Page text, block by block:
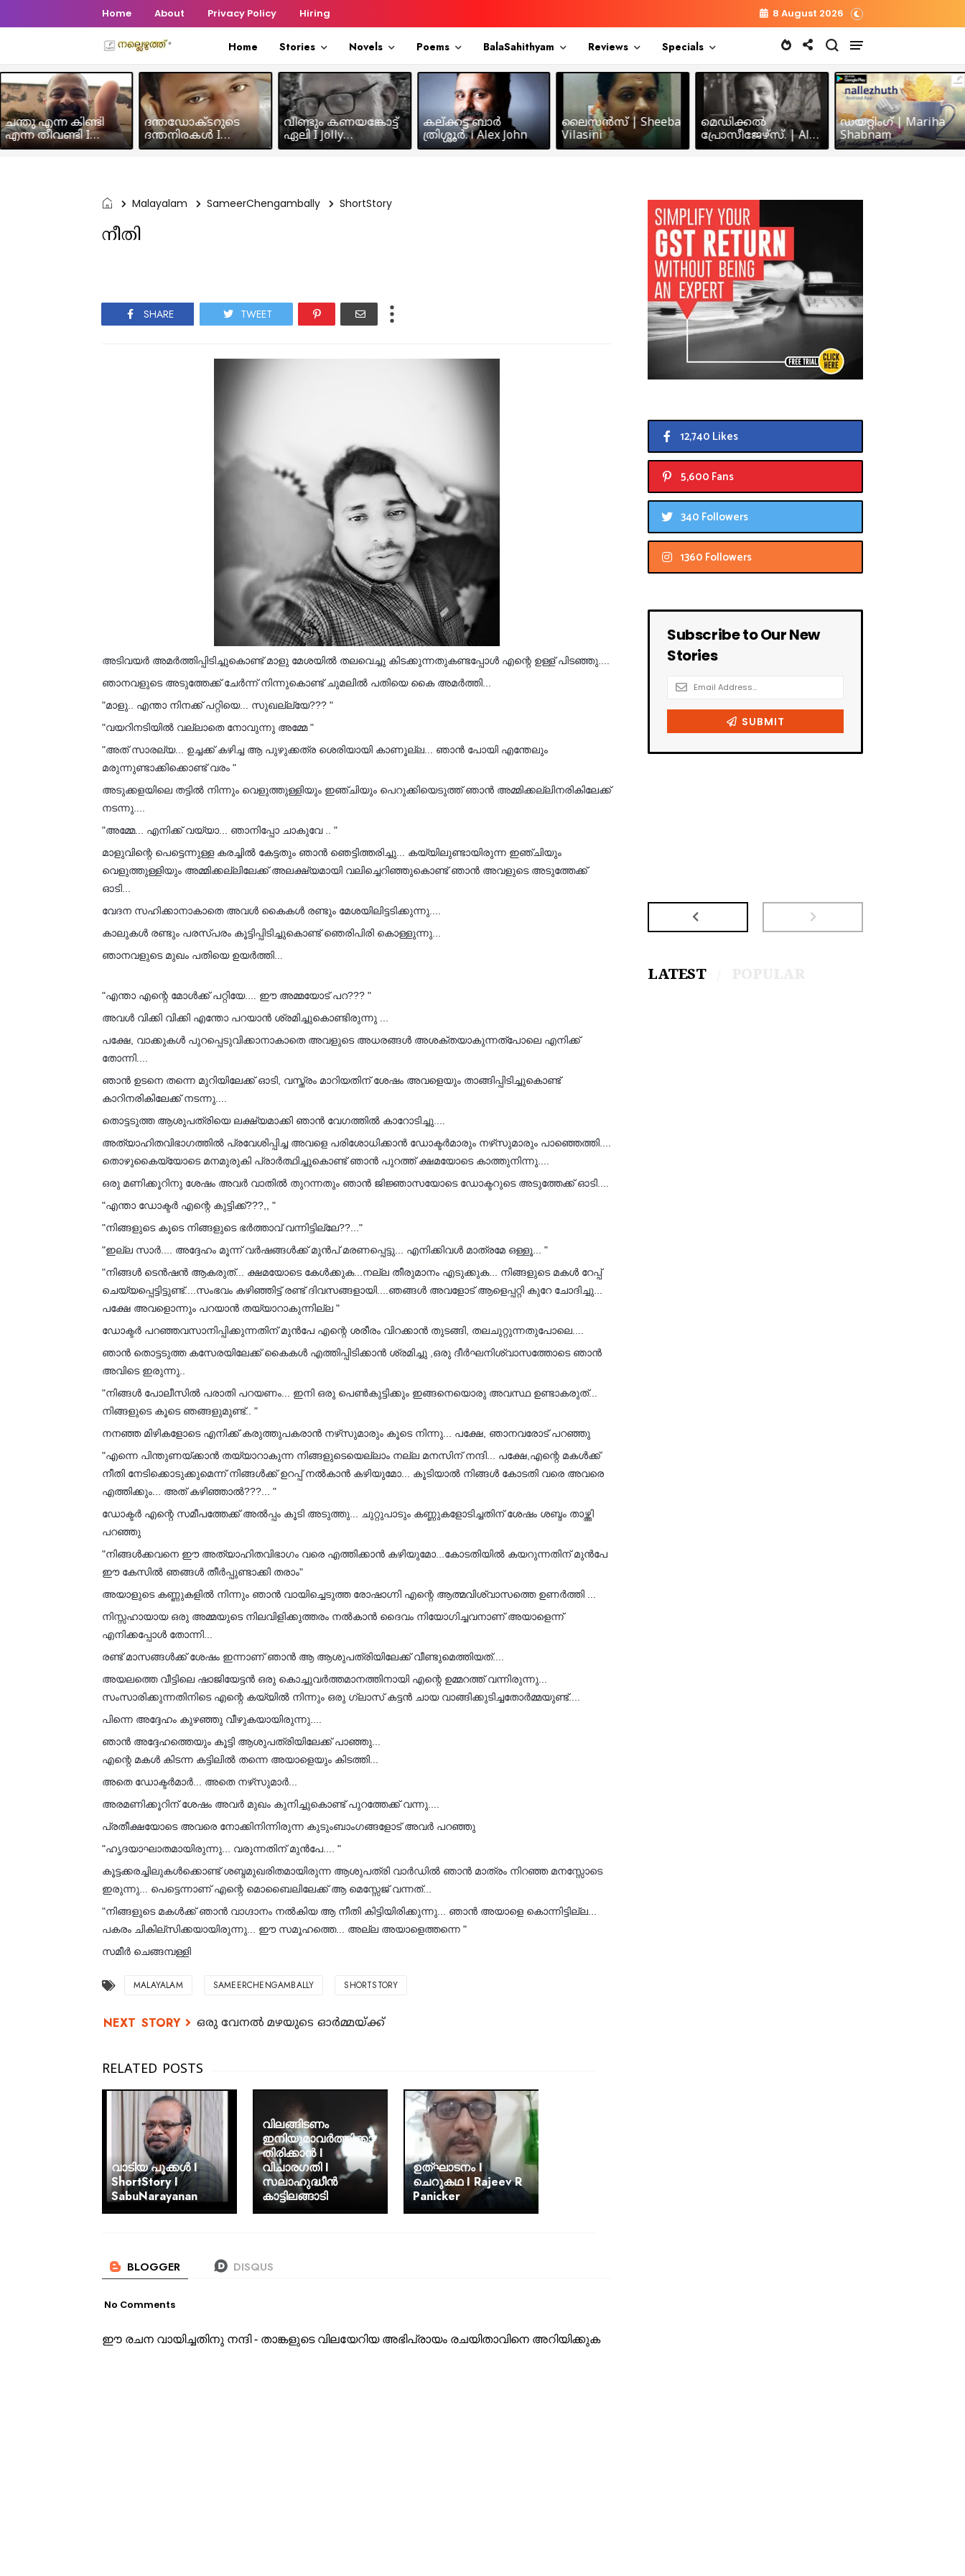
Home About Privacy Policy Hiring 8 August 2026
Home Stories Novels Poems BalaSahithyam Reviews Specials
ചന്തു എന്ന കിണ്ടി
എന്ന തീവണ്ടി I
Humour Story I Rajeev
ദന്തഡോക്ടറുടെ
ദന്തനിരകൾ I
Humour I Hussain MK
വീണ്ടും കണയങ്കോട്ട്
ഏലി I Jolly
Chakramakkil
കല്ക്കട്ട ബാർ
ത്രിശ്ശൂർ. i Alex John
ലൈസൻസ് | Sheeba
Vilasini
മെഡിക്കൽ
പ്രോസീജേഴ്സ്‌. | Alex
John
ഡയറ്റിംഗ് | Mariha
Shabnam
Malayalam SameerChengambally ShortStory
നീതി
SHARE TWEET
അടിവയർ അമർത്തിപ്പിടിച്ചുകൊണ്ട് മാളു മേശയിൽ തലവെച്ചു കിടക്കുന്നതുകണ്ടപ്പോൾ എന്റെ ഉള്ള് പിടഞ്ഞു....
ഞാനവളുടെ അടുത്തേക്ക് ചേർന്ന് നിന്നുകൊണ്ട് ചുമലിൽ പതിയെ കൈ അമർത്തി...
"മാളു.. എന്താ നിനക്ക് പറ്റിയെ... സുഖല്ല്യേ??? "
"വയറിനടിയിൽ വല്ലാതെ നോവുന്നു അമ്മേ "
"അത് സാരല്യ... ഉച്ചക്ക് കഴിച്ച ആ പുഴുക്കത്ര ശെരിയായി കാണൂല്ല... ഞാൻ പോയി എന്തേലും
മരുന്നുണ്ടാക്കിക്കൊണ്ട് വരം "
അടുക്കളയിലെ തട്ടിൽ നിന്നും വെളുത്തുള്ളിയും ഇഞ്ചിയും പെറുക്കിയെടുത്ത് ഞാൻ അമ്മിക്കല്ലിനരികിലേക്ക്
നടന്നു....
"അമ്മേ... എനിക്ക് വയ്യാ... ഞാനിപ്പോ ചാകുവേ .. "
മാളുവിന്റെ പെട്ടെന്നുള്ള കരച്ചിൽ കേട്ടതും ഞാൻ ഞെട്ടിത്തരിച്ചു... കയ്യിലുണ്ടായിരുന്ന ഇഞ്ചിയും
വെളുത്തുള്ളിയും അമ്മിക്കല്ലിലേക്ക് അലക്ഷ്യമായി വലിച്ചെറിഞ്ഞുകൊണ്ട് ഞാൻ അവളുടെ അടുത്തേക്ക്
ഓടി...
വേദന സഹിക്കാനാകാതെ അവൾ കൈകൾ രണ്ടും മേശയിലിട്ടടിക്കുന്നു....
കാലുകൾ രണ്ടും പരസ്പരം കൂട്ടിപ്പിടിച്ചുകൊണ്ട് ഞെരിപിരി കൊള്ളുന്നു...
ഞാനവളുടെ മുഖം പതിയെ ഉയർത്തി...
"എന്താ എന്റെ മോൾക്ക്‌ പറ്റിയേ.... ഈ അമ്മയോട് പറ??? "
അവൾ വിക്കി വിക്കി എന്തോ പറയാൻ ശ്രമിച്ചുകൊണ്ടിരുന്നു ...
പക്ഷേ, വാക്കുകൾ പുറപ്പെടുവിക്കാനാകാതെ അവളുടെ അധരങ്ങൾ അശക്തയാകുന്നത്പോലെ എനിക്ക്
തോന്നി....
ഞാൻ ഉടനെ തന്നെ മുറിയിലേക്ക് ഓടി, വസ്ത്രം മാറിയതിന് ശേഷം അവളെയും താങ്ങിപ്പിടിച്ചുകൊണ്ട്
കാറിനരികിലേക്ക് നടന്നു....
തൊട്ടടുത്ത ആശുപത്രിയെ ലക്ഷ്യമാക്കി ഞാൻ വേഗത്തിൽ കാറോടിച്ചു....
അത്യാഹിതവിഭാഗത്തിൽ പ്രവേശിപ്പിച്ച അവളെ പരിശോധിക്കാൻ ഡോക്ടർമാരും നഴ്‌സുമാരും പാഞ്ഞെത്തി....
തൊഴുകൈയ്യോടെ മനമുരുകി പ്രാർത്ഥിച്ചുകൊണ്ട് ഞാൻ പുറത്ത് ക്ഷമയോടെ കാത്തുനിന്നു....
ഒരു മണിക്കൂറിനു ശേഷം അവർ വാതിൽ തുറന്നതും ഞാൻ ജിജ്ഞാസയോടെ ഡോക്ടറുടെ അടുത്തേക്ക് ഓടി....
"എന്താ ഡോക്ടർ എന്റെ കുട്ടിക്ക്???,, "
"നിങ്ങളുടെ കൂടെ നിങ്ങളുടെ ഭർത്താവ് വന്നിട്ടില്ലേ??..."
"ഇല്ല സാർ.... അദ്ദേഹം മൂന്ന് വർഷങ്ങൾക്ക് മുൻപ് മരണപ്പെട്ടു... എനിക്കിവൾ മാത്രമേ ഒള്ളൂ... "
"നിങ്ങൾ ടെൻഷൻ ആകരുത്... ക്ഷമയോടെ കേൾക്കുക...നല്ല തീരുമാനം എടുക്കുക... നിങ്ങളുടെ മകൾ റേപ്പ്
ചെയ്യപ്പെട്ടിട്ടുണ്ട്....സംഭവം കഴിഞ്ഞിട്ട് രണ്ട്‌ ദിവസങ്ങളായി....ഞങ്ങൾ അവളോട് ആളെപ്പറ്റി കുറേ ചോദിച്ചു...
പക്ഷേ അവളൊന്നും പറയാൻ തയ്യാറാകുന്നില്ല "
ഡോക്ടർ പറഞ്ഞവസാനിപ്പിക്കുന്നതിന് മുൻപേ എന്റെ ശരീരം വിറക്കാൻ തുടങ്ങി, തലചുറ്റുന്നതുപോലെ....
ഞാൻ തൊട്ടടുത്ത കസേരയിലേക്ക് കൈകൾ എത്തിപ്പിടിക്കാൻ ശ്രമിച്ചു ,ഒരു ദീർഘനിശ്വാസത്തോടെ ഞാൻ
അവിടെ ഇരുന്നു..
"നിങ്ങൾ പോലീസിൽ പരാതി പറയണം... ഇനി ഒരു പെൺകുട്ടിക്കും ഇങ്ങനെയൊരു അവസ്ഥ ഉണ്ടാകരുത്...
നിങ്ങളുടെ കൂടെ ഞങ്ങളുമുണ്ട്.. "
നനഞ്ഞ മിഴികളോടെ എനിക്ക് കരുത്തുപകരാൻ നഴ്‌സുമാരും കൂടെ നിന്നു... പക്ഷേ, ഞാനവരോട് പറഞ്ഞു
"എന്നെ പിന്തുണയ്ക്കാൻ തയ്യാറാകുന്ന നിങ്ങളുടെയെല്ലാം നല്ല മനസിന് നന്ദി... പക്ഷേ,എന്റെ മകൾക്ക്
നീതി നേടിക്കൊടുക്കുമെന്ന് നിങ്ങൾക്ക് ഉറപ്പ് നൽകാൻ കഴിയുമോ... കൂടിയാൽ നിങ്ങൾ കോടതി വരെ അവരെ
എത്തിക്കും... അത് കഴിഞ്ഞാൽ???... "
ഡോക്ടർ എന്റെ സമീപത്തേക്ക് അൽപ്പം കൂടി അടുത്തു... ചുറ്റുപാടും കണ്ണുകളോടിച്ചതിന് ശേഷം ശബ്ദം താഴ്ത്തി
പറഞ്ഞു
"നിങ്ങൾക്കവനെ ഈ അത്യാഹിതവിഭാഗം വരെ എത്തിക്കാൻ കഴിയുമോ...കോടതിയിൽ കയറുന്നതിന് മുൻപേ
ഈ കേസിൽ ഞങ്ങൾ തീർപ്പുണ്ടാക്കി തരാം"
അയാളുടെ കണ്ണുകളിൽ നിന്നും ഞാൻ വായിച്ചെടുത്ത രോഷാഗ്നി എന്റെ ആത്മവിശ്വാസത്തെ ഉണർത്തി ...
നിസ്സഹായായ ഒരു അമ്മയുടെ നിലവിളിക്കുത്തരം നൽകാൻ ദൈവം നിയോഗിച്ചവനാണ് അയാളെന്ന്
എനിക്കപ്പോൾ തോന്നി...
രണ്ട്‌ മാസങ്ങൾക്ക് ശേഷം ഇന്നാണ് ഞാൻ ആ ആശുപത്രിയിലേക്ക് വീണ്ടുമെത്തിയത്....
അയലത്തെ വീട്ടിലെ ഷാജിയേട്ടൻ ഒരു കൊച്ചുവർത്തമാനത്തിനായി എന്റെ ഉമ്മറത്ത് വന്നിരുന്നു...
സംസാരിക്കുന്നതിനിടെ എന്റെ കയ്യിൽ നിന്നും ഒരു ഗ്ലാസ്‌ കട്ടൻ ചായ വാങ്ങിക്കുടിച്ചതോർമ്മയുണ്ട്....
പിന്നെ അദ്ദേഹം കുഴഞ്ഞു വീഴുകയായിരുന്നു....
ഞാൻ അദ്ദേഹത്തെയും കൂട്ടി ആശുപത്രിയിലേക്ക് പാഞ്ഞു...
എന്റെ മകൾ കിടന്ന കട്ടിലിൽ തന്നെ അയാളെയും കിടത്തി...
അതെ ഡോക്ടർമാർ... അതെ നഴ്‌സുമാർ...
അരമണിക്കൂറിന് ശേഷം അവർ മുഖം കുനിച്ചുകൊണ്ട് പുറത്തേക്ക് വന്നു....
പ്രതീക്ഷയോടെ അവരെ നോക്കിനിന്നിരുന്ന കുടുംബാംഗങ്ങളോട് അവർ പറഞ്ഞു
"ഹൃദയാഘാതമായിരുന്നു... വരുന്നതിന് മുൻപേ.... "
കൂട്ടക്കരച്ചിലുകൾക്കൊണ്ട് ശബ്ദമുഖരിതമായിരുന്ന ആശുപത്രി വാർഡിൽ ഞാൻ മാത്രം നിറഞ്ഞ മനസ്സോടെ
ഇരുന്നു... പെട്ടെന്നാണ് എന്റെ മൊബൈലിലേക്ക് ആ മെസ്സേജ് വന്നത്...
"നിങ്ങളുടെ മകൾക്ക് ഞാൻ വാഗ്ദാനം നൽകിയ ആ നീതി കിട്ടിയിരിക്കുന്നു... ഞാൻ അയാളെ കൊന്നിട്ടില്ല...
പകരം ചികില്സിക്കയായിരുന്നു... ഈ സമൂഹത്തെ... അല്ല അയാളെത്തന്നെ "
സമീർ ചെങ്ങമ്പള്ളി
MALAYALAM SAMEERCHENGAMBALLY SHORTSTORY
ഒരു വേനൽ മഴയുടെ ഓർമ്മയ്ക്ക്
വാടിയ പൂക്കൾ I
ShortStory I
SabuNarayanan
വിലങ്ങിടണം
ഇനിയുമാവർത്തിക്കാ
തിരിക്കാൻ I
വിചാരഗതി I
സലാഹുദ്ധീൻ
കാട്ടിലങ്ങാടി
ഉത്ഘാടനം I
ചെറുകഥ I Rajeev R
Panicker
No Comments
ഈ രചന വായിച്ചതിനു നന്ദി - താങ്കളുടെ വിലയേറിയ അഭിപ്രായം രചയിതാവിനെ അറിയിക്കുക
12,740 Likes
5,600 Fans
340 Followers
1360 Followers
LATEST